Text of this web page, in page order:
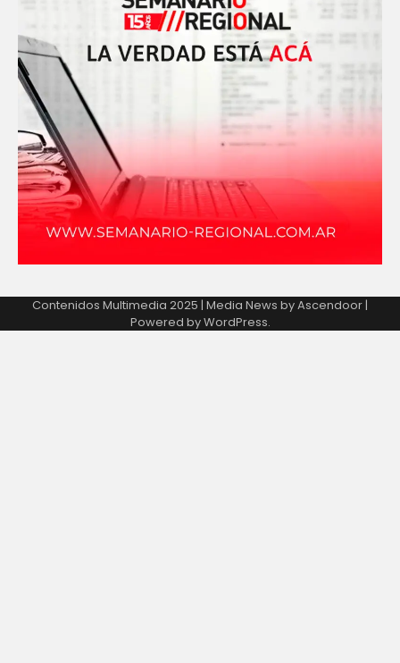
Contenidos Multimedia 2025 | Media News byAscendoor|
Powered byWordPress.